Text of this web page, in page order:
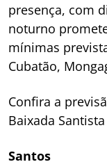
presença, com
noturno
mínimas
Cubatão,
Confira a
Baixada Santista
Santos